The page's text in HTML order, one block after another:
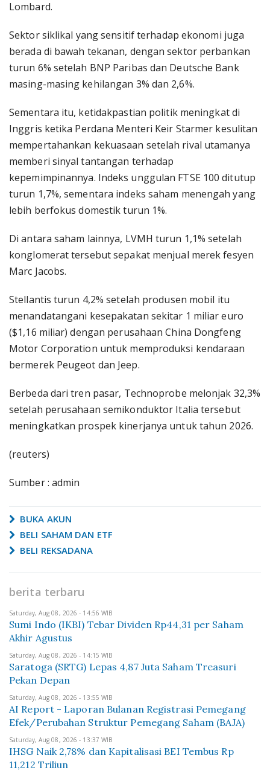
Lombard.
Sektor siklikal yang sensitif terhadap ekonomi juga
berada di bawah tekanan, dengan sektor perbankan
turun 6% setelah BNP Paribas dan Deutsche Bank
masing-masing kehilangan 3% dan 2,6%.
Sementara itu, ketidakpastian politik meningkat di
Inggris ketika Perdana Menteri Keir Starmer kesulitan
mempertahankan kekuasaan setelah rival utamanya
memberi sinyal tantangan terhadap
kepemimpinannya. Indeks unggulan FTSE 100 ditutup
turun 1,7%, sementara indeks saham menengah yang
lebih berfokus domestik turun 1%.
Di antara saham lainnya, LVMH turun 1,1% setelah
konglomerat tersebut sepakat menjual merek fesyen
Marc Jacobs.
Stellantis turun 4,2% setelah produsen mobil itu
menandatangani kesepakatan sekitar 1 miliar euro
($1,16 miliar) dengan perusahaan China Dongfeng
Motor Corporation untuk memproduksi kendaraan
bermerek Peugeot dan Jeep.
Berbeda dari tren pasar, Technoprobe melonjak 32,3%
setelah perusahaan semikonduktor Italia tersebut
meningkatkan prospek kinerjanya untuk tahun 2026.
(reuters)
Sumber : admin
BUKA AKUN
BELI SAHAM DAN ETF
BELI REKSADANA
berita terbaru
Saturday, Aug 08, 2026 - 14:56 WIB
Sumi Indo (IKBI) Tebar Dividen Rp44,31 per Saham
Akhir Agustus
Saturday, Aug 08, 2026 - 14:15 WIB
Saratoga (SRTG) Lepas 4,87 Juta Saham Treasuri
Pekan Depan
Saturday, Aug 08, 2026 - 13:55 WIB
AI Report - Laporan Bulanan Registrasi Pemegang
Efek/Perubahan Struktur Pemegang Saham (BAJA)
Saturday, Aug 08, 2026 - 13:37 WIB
IHSG Naik 2,78% dan Kapitalisasi BEI Tembus Rp
11,212 Triliun